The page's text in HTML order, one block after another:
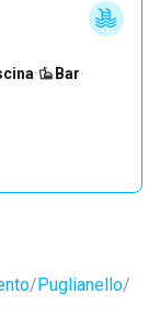
· Bar·
Puglianello